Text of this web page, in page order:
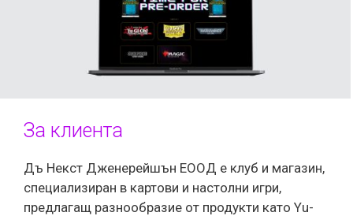
За клиента
Дъ Некст Дженерейшън ЕООД е клуб и магазин,
специализиран в картови и настолни игри,
предлагащ разнообразие от продукти като Yu-